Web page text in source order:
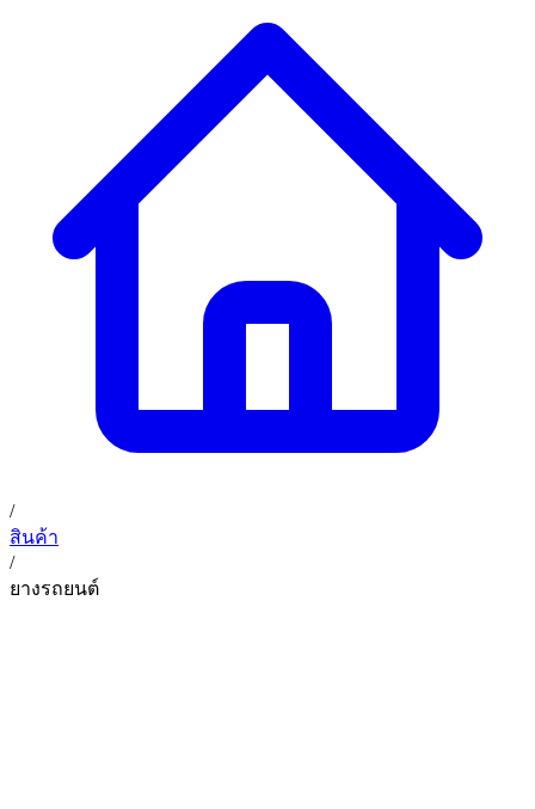
การรับประกันสินค้า
ข่าวสารและโปรโมชั่น
ติดต่อเรา
TH
02 393 3356
ก. เจริญยางยนต์ (บริษัท มิ้งค์ แอนด์ ซีน จำกัด) 2275 ถ.สุขุมวิท
(ระหว่างซอยสุขุมวิท 89/1 - 91) แขวงบางจาก เขตพระโขนง
กรุงเทพมหานคร 10260
ก. เจริญค็อกพิท
อุดมสุข 28 ถนนอุดมสุข แขวงบางนาเหนือ เขตบางนา
/
สินค้า
/
ยางรถยนต์